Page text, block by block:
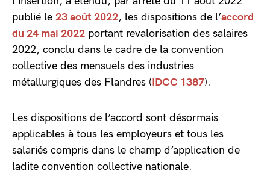
publié le 23 août 2022, les dispositions de l’accord
du 24 mai 2022 portant revalorisation des salaires
2022, conclu dans le cadre de la convention
collective des mensuels des industries
métallurgiques des Flandres (IDCC 1387).
Les dispositions de l’accord sont désormais
applicables à tous les employeurs et tous les
salariés compris dans le champ d’application de
ladite convention collective nationale.